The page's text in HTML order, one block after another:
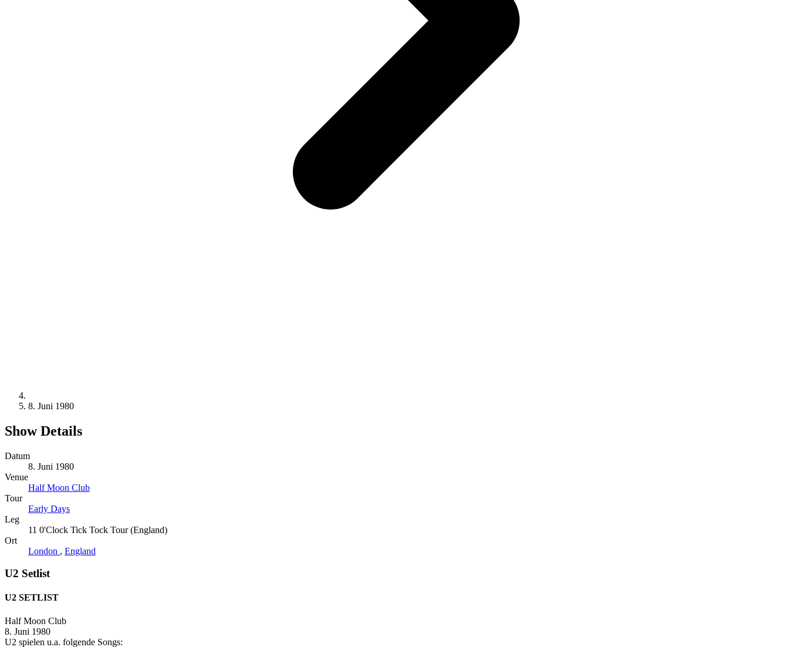
8. Juni 1980
Show Details
Datum
8. Juni 1980
Venue
Half Moon Club
Tour
Early Days
Leg
11 0'Clock Tick Tock Tour (England)
Ort
London , England
U2 Setlist
U2 SETLIST
Half Moon Club
8. Juni 1980
U2 spielen u.a. folgende Songs: